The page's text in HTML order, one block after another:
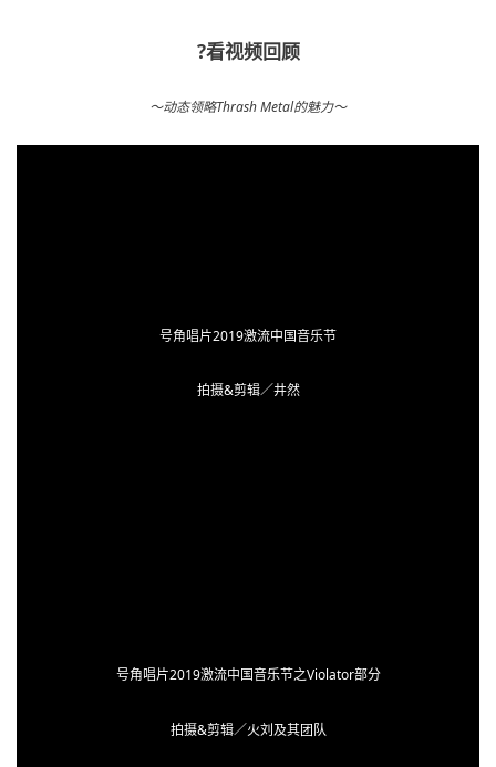
?看视频回顾
～动态领略Thrash Metal的魅力～
号角唱片2019激流中国音乐节
拍摄&剪辑／井然
号角唱片2019激流中国音乐节之Violator部分
拍摄&剪辑／火刘及其团队